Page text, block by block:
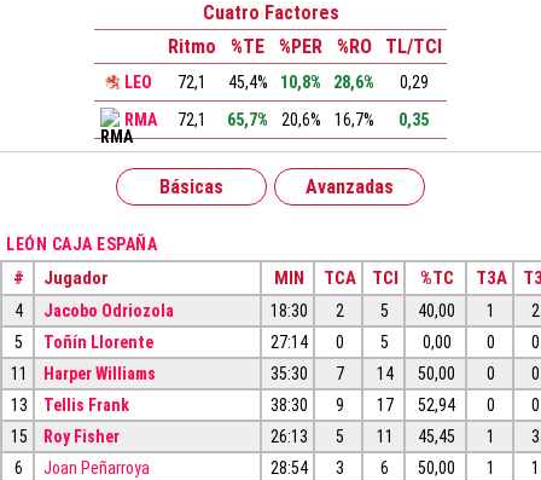
Cuatro Factores
Ritmo
%TE %PER %RO TL/TCI
LEO 72,1 45,4% 10,8% 28,6%
0,29
RMA
72,1 65,7% 20,6% 16,7% 0,35
Básicas Avanzadas
LEÓN CAJA ESPAÑA
# Jugador MIN TCA TCI %TC T3A
4 Jacobo Odriozola 18:30 2 5 40,00 1
2
5
Toñín Llorente 27:14 0 5 0,00 0
0
11
Harper Williams 35:30 7 14 50,00 0
0
13
Tellis Frank 38:30 9 17 52,94 0
0
15
Roy Fisher 26:13 5 11 45,45 1
3
6
Joan Peñarroya 28:54 3 6 50,00 1
1